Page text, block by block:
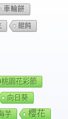
車輪餅
餛飩
園花彩節
向日葵
芋 櫻花